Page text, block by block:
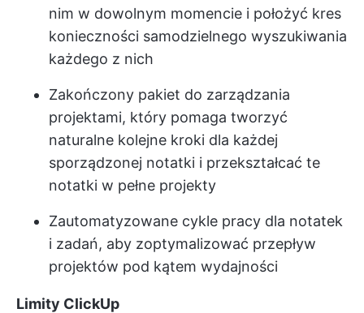
nim w dowolnym momencie i położyć kres
konieczności samodzielnego wyszukiwania
każdego z nich
Zakończony pakiet do zarządzania
projektami, który pomaga tworzyć
naturalne kolejne kroki dla każdej
sporządzonej notatki i przekształcać te
notatki w pełne projekty
Zautomatyzowane cykle pracy dla notatek
i zadań, aby zoptymalizować przepływ
projektów pod kątem wydajności
Limity ClickUp